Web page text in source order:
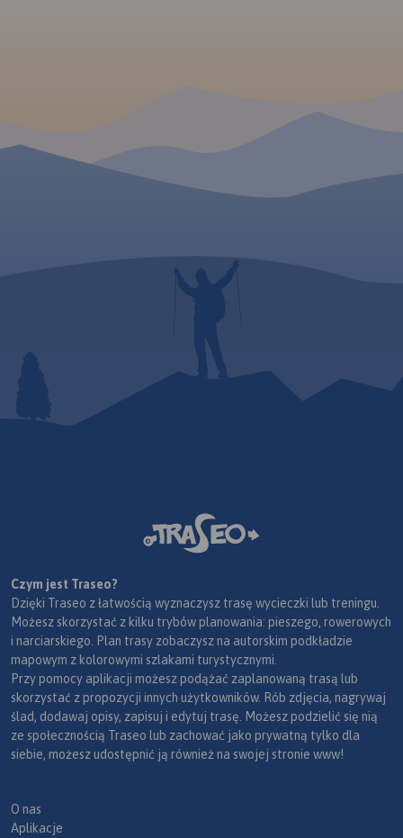
Czym jest Traseo?
Dzięki Traseo z łatwością wyznaczysz trasę wycieczki lub treningu.
Możesz skorzystać z kilku trybów planowania: pieszego, rowerowych
i narciarskiego. Plan trasy zobaczysz na autorskim podkładzie
mapowym z kolorowymi szlakami turystycznymi.
Przy pomocy aplikacji możesz podążać zaplanowaną trasą lub
skorzystać z propozycji innych użytkowników. Rób zdjęcia, nagrywaj
ślad, dodawaj opisy, zapisuj i edytuj trasę. Możesz podzielić się nią
ze społecznością Traseo lub zachować jako prywatną tylko dla
siebie, możesz udostępnić ją również na swojej stronie www!
O nas
Aplikacje